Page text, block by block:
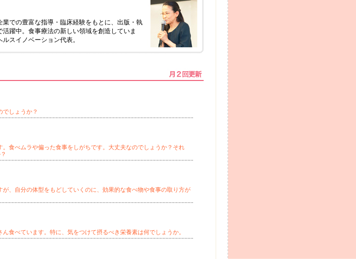
での豊富な指導・臨床経験をもとに、出版・執
躍中。食事療法の新しい領域を創造していま
スイノベーション代表。